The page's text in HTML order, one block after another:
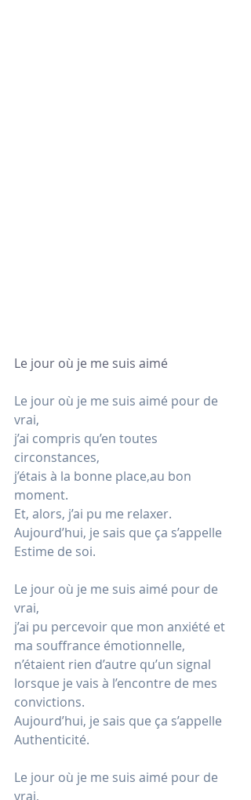
Le jour où je me suis aimé
Le jour où je me suis aimé pour de
vrai,
j’ai compris qu’en toutes
circonstances,
j’étais à la bonne place,au bon
moment.
Et, alors, j’ai pu me relaxer.
Aujourd’hui, je sais que ça s’appelle
Estime de soi.
Le jour où je me suis aimé pour de
vrai,
j’ai pu percevoir que mon anxiété et
ma souffrance émotionnelle,
n’étaient rien d’autre qu’un signal
lorsque je vais à l’encontre de mes
convictions.
Aujourd’hui, je sais que ça s’appelle
Authenticité.
Le jour où je me suis aimé pour de
vrai,